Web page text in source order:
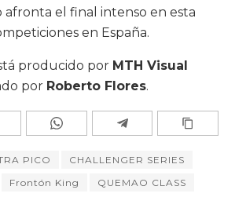
afronta el final intenso en esta
en España.
producido por MTH Visual
por Roberto Flores.
PICO
CHALLENGER SERIES
Frontón King QUEMAO CLASS